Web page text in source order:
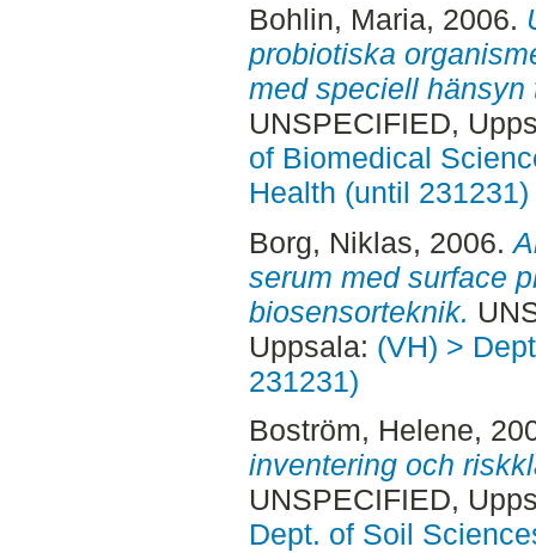
Bohlin, Maria, 2006.
probiotiska
med speciell
UNSPECIFIED,
of Biomedical
Health (until 231231)
Borg, Niklas, 2006.
serum med surface
biosensorteknik.
Uppsala: (VH) >
231231)
Boström, Helene,
inventering och
UNSPECIFIED,
Dept. of Soil